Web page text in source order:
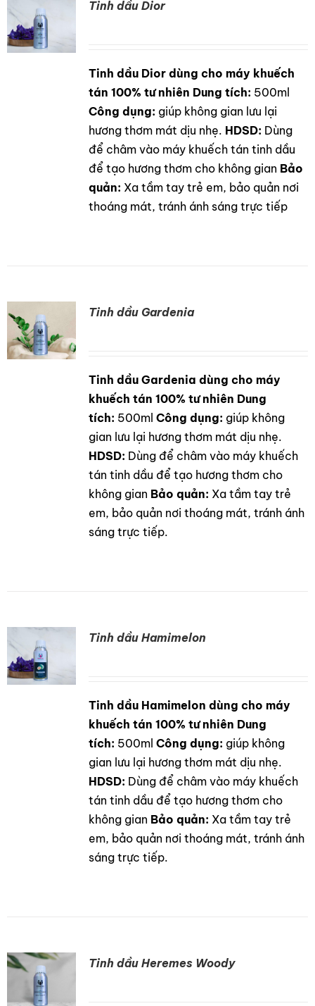
Tinh dầu Dior
Tinh dầu Dior dùng cho máy khuếch
tán 100% tư nhiên Dung tích: 500ml
Công dụng: giúp không gian lưu lại
hương thơm mát dịu nhẹ. HDSD: Dùng
để châm vào máy khuếch tán tinh dầu
để tạo hương thơm cho không gian Bảo
quản: Xa tầm tay trẻ em, bảo quản nơi
thoáng mát, tránh ánh sáng trực tiếp
Tinh dầu Gardenia
Tinh dầu Gardenia dùng cho máy
khuếch tán 100% tư nhiên Dung
tích: 500ml Công dụng: giúp không
gian lưu lại hương thơm mát dịu nhẹ.
HDSD: Dùng để châm vào máy khuếch
tán tinh dầu để tạo hương thơm cho
không gian Bảo quản: Xa tầm tay trẻ
em, bảo quản nơi thoáng mát, tránh ánh
sáng trực tiếp.
Tinh dầu Hamimelon
Tinh dầu Hamimelon dùng cho máy
khuếch tán 100% tư nhiên Dung
tích: 500ml Công dụng: giúp không
gian lưu lại hương thơm mát dịu nhẹ.
HDSD: Dùng để châm vào máy khuếch
tán tinh dầu để tạo hương thơm cho
không gian Bảo quản: Xa tầm tay trẻ
em, bảo quản nơi thoáng mát, tránh ánh
sáng trực tiếp.
Tinh dầu Heremes Woody